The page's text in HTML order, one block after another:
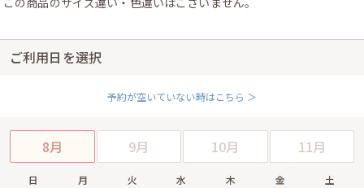
ご利用日を選択
予約が空いていない時はこちら ＞
8月 9月 10月 11月
日 月 火 水 木 金 土